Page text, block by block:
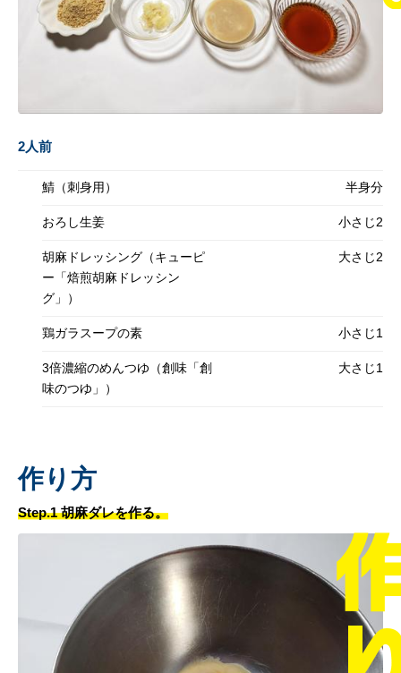
2人前
鯖（刺身用） 半身分
おろし生姜 小さじ2
胡麻ドレッシング（キューピ
ー「焙煎胡麻ドレッシン
グ」）
大さじ2
鶏ガラスープの素 小さじ1
3倍濃縮のめんつゆ（創味「創
味のつゆ」）
大さじ1
作り方
Step.1 胡麻ダレを作る。